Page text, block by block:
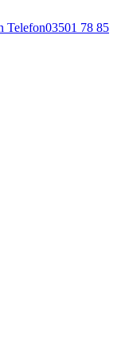
03501 78 85